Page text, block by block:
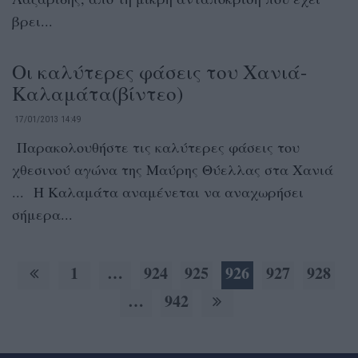
βρει...
Οι καλύτερες φάσεις του Χανιά-
Καλαμάτα(βίντεο)
17/01/2013 14:49
Παρακολουθήστε τις καλύτερες φάσεις του
χθεσινού αγώνα της Μαύρης Θύελλας στα Χανιά
... Η Καλαμάτα αναμένεται να αναχωρήσει
σήμερα...
1 … 924 925 926 927
928
…
942